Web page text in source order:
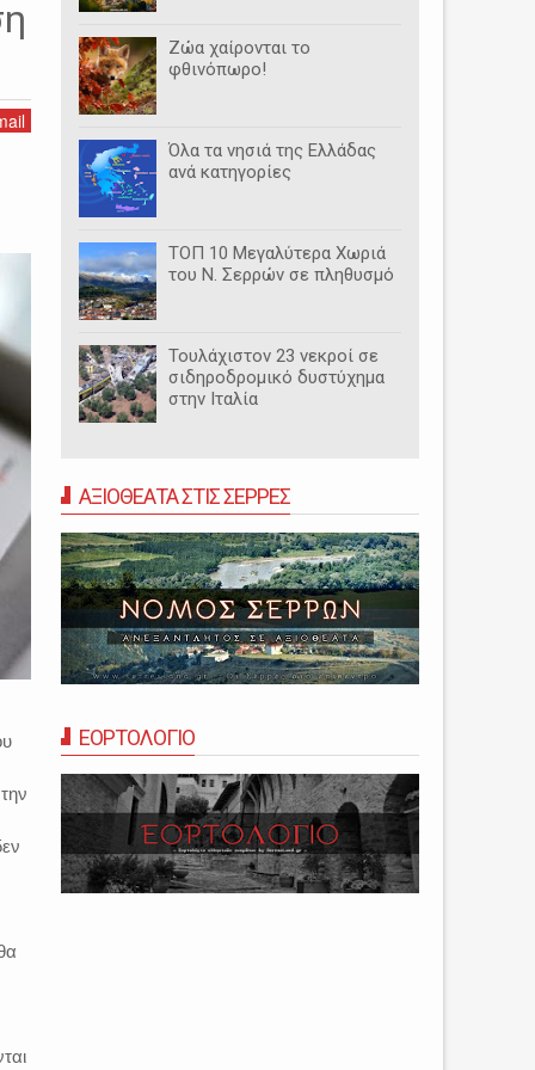
Ζώα χαίρονται το
φθινόπωρο!
Όλα τα νησιά της Ελλάδας
ανά κατηγορίες
ΤΟΠ 10 Μεγαλύτερα Χωριά
του Ν. Σερρών σε πληθυσμό
Τουλάχιστον 23 νεκροί σε
σιδηροδρομικό δυστύχημα
στην Ιταλία
ΑΞΙΟΘΕΑΤΑ ΣΤΙΣ ΣΕΡΡΕΣ
ΕΟΡΤΟΛΟΓΙΟ